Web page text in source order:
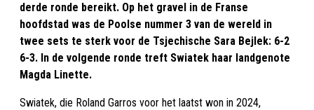
derde ronde bereikt. Op het gravel in de Franse
hoofdstad was de Poolse nummer 3 van de wereld in
twee sets te sterk voor de Tsjechische Sara Bejlek: 6-2
6-3. In de volgende ronde treft Swiatek haar landgenote
Magda Linette.
Swiatek, die Roland Garros voor het laatst won in 2024,